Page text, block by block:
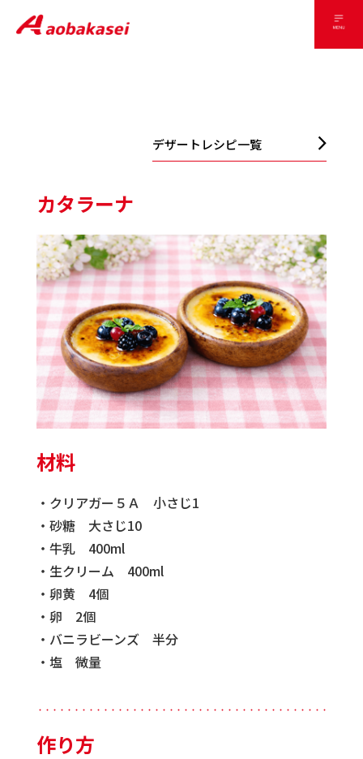
デザートレシピ一覧
カタラーナ
材料
・クリアガー５Ａ 小さじ1
・砂糖 大さじ10
・牛乳 400ml
・生クリーム 400ml
・卵黄 4個
・卵 2個
・バニラビーンズ 半分
・塩 微量
・・・・・・・・・・・・・・・・・・・・・・・・・・・・・・・・・・・・・・・・・・・
作り方